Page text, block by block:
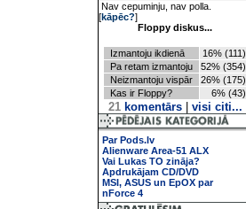
Nav cepuminju, nav polla.
[kāpēc?]
Floppy diskus...
Izmantoju ikdienā
16% (111)
Pa retam izmantoju
52% (354)
Neizmantoju vispār
26% (175)
Kas ir Floppy?
6% (43)
21komentārs| visi citi...
Par Pods.lv
Alienware Area-51 ALX
Vai Lukas TO zināja?
Apdrukājam CD/DVD
MSI, ASUS un EpOX par
nForce 4